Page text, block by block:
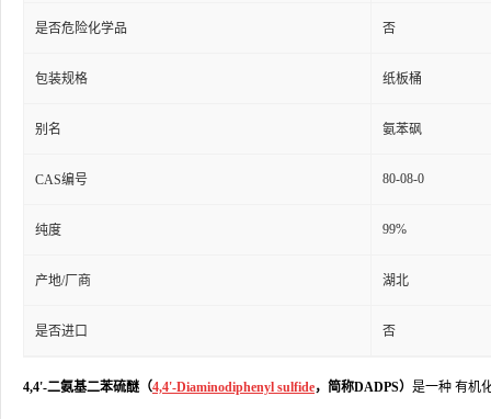
是否危险化学品 否
包装规格 纸板桶
别名 氨苯砜
CAS编号 80-08-0
纯度 99%
产地/厂商 湖北
是否进口 否
4,4'-二氨基二苯硫醚（4,4'-Diaminodiphenyl sulfide，简称DADPS） 是一种 有机